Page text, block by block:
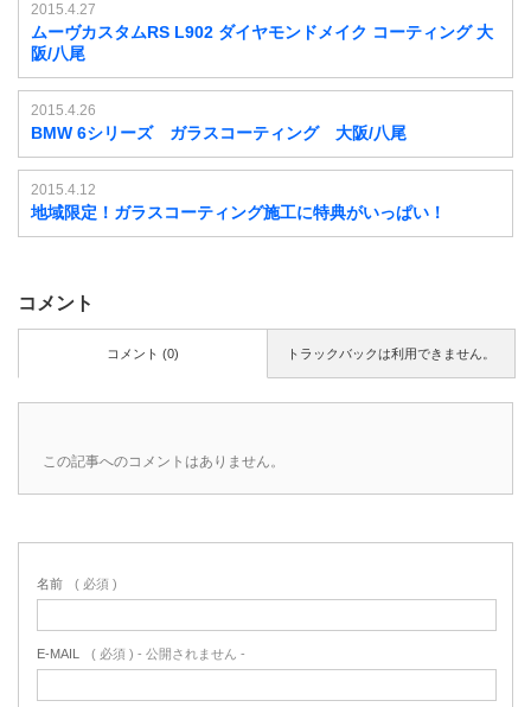
2015.4.27
ムーヴカスタムRS L902 ダイヤモンドメイク コーティング 大
阪/八尾
2015.4.26
BMW 6シリーズ ガラスコーティング 大阪/八尾
2015.4.12
地域限定！ガラスコーティング施工に特典がいっぱい！
コメント
トラックバックは利用できません。
コメント (0)
この記事へのコメントはありません。
名前 ( 必須 )
E-MAIL ( 必須 ) - 公開されません -